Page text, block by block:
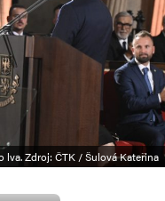
Zdroj: ČTK / Šulová Kateřina